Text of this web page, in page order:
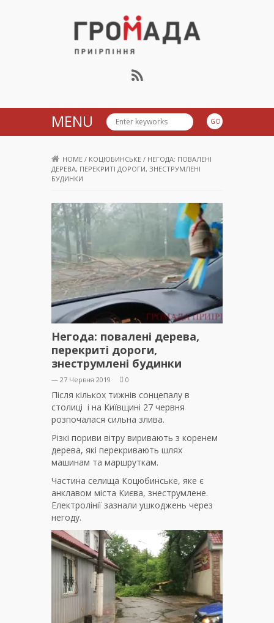
Громада Приірпіння
MENU
HOME / КОЦЮБИНСЬКЕ / НЕГОДА: ПОВАЛЕНІ
ДЕРЕВА, ПЕРЕКРИТІ ДОРОГИ, ЗНЕСТРУМЛЕНІ
БУДИНКИ
Негода: повалені дерева,
перекриті дороги,
знеструмлені будинки
— 27 Червня 2019 0
Після кількох тижнів сонцепалу в
столиці і на Київщині 27 червня
розпочалася сильна злива.
Різкі пориви вітру виривають з коренем
дерева, які перекривають шлях
машинам та маршруткам.
Частина селища Коцюбинське, яке є
анклавом міста Києва, знеструмлене.
Електролінії зазнали ушкоджень через
негоду.